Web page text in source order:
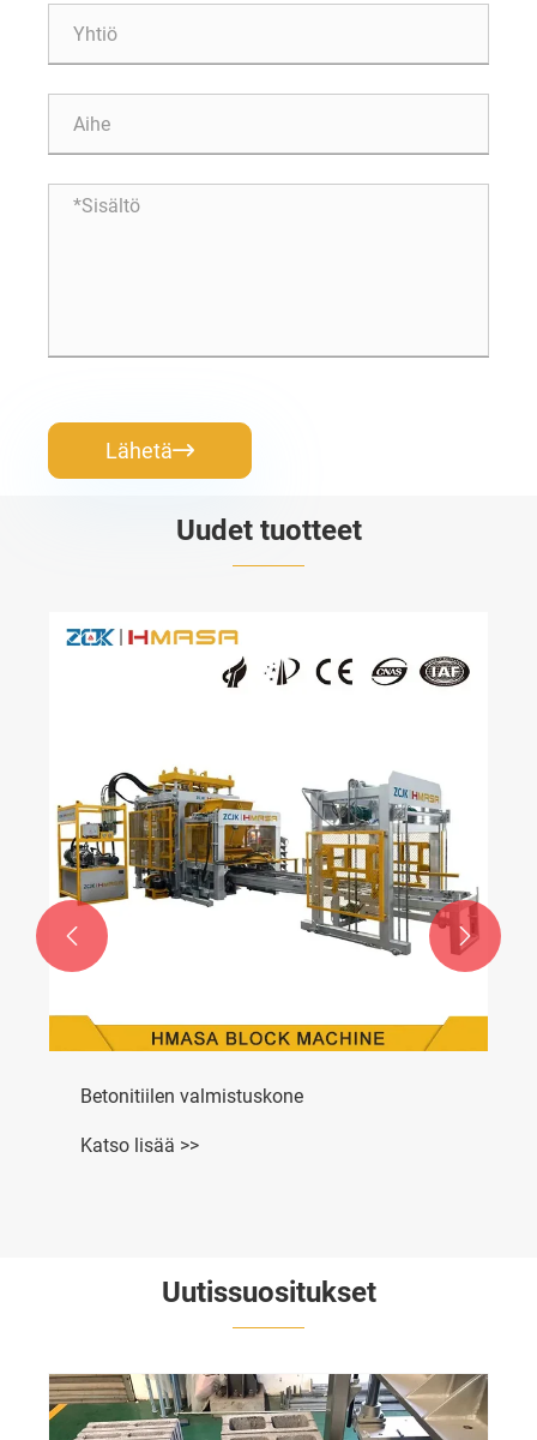
Lähetä
Uudet tuotteet
Betonitiilen valmistuskone
Katso lisää >>
 
Uutissuositukset